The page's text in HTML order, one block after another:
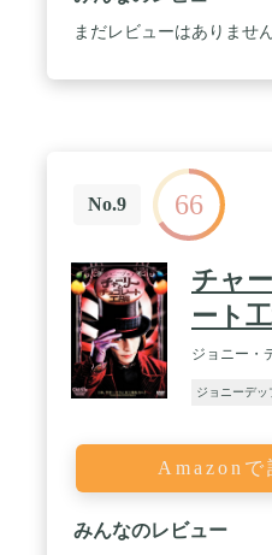
まだレビューはありませ
No.9 66
チャ
ート
ジョニー・
ジョニーデッ
Amazonで
みんなのレビュー